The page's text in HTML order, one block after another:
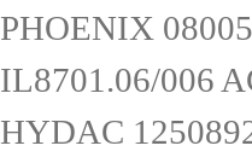
PHOENIX
IL8701.06/006
HYDAC